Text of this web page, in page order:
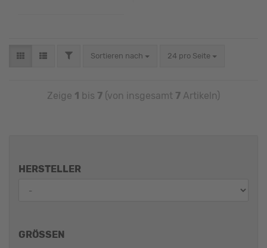
Sortieren nach 24 pro Seite
Zeige 1 bis 7 (von insgesamt 7 Artikeln)
HERSTELLER
GRÖSSEN